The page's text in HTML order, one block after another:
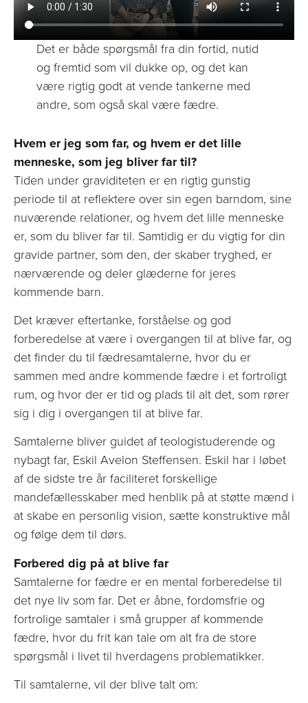
Det er både spørgsmål fra din fortid, nutid
og fremtid som vil dukke op, og det kan
være rigtig godt at vende tankerne med
andre, som også skal være fædre.
Hvem er jeg som far, og hvem er det lille
menneske, som jeg bliver far til?
Tiden under graviditeten er en rigtig gunstig
periode til at reflektere over sin egen barndom, sine
nuværende relationer, og hvem det lille menneske
er, som du bliver far til. Samtidig er du vigtig for din
gravide partner, som den, der skaber tryghed, er
nærværende og deler glæderne for jeres
kommende barn.
Det kræver eftertanke, forståelse og god
forberedelse at være i overgangen til at blive far, og
det finder du til fædresamtalerne, hvor du er
sammen med andre kommende fædre i et fortroligt
rum, og hvor der er tid og plads til alt det, som rører
sig i dig i overgangen til at blive far.
Samtalerne bliver guidet af teologistuderende og
nybagt far, Eskil Avelon Steffensen. Eskil har i løbet
af de sidste tre år faciliteret forskellige
mandefællesskaber med henblik på at støtte mænd i
at skabe en personlig vision, sætte konstruktive mål
og følge dem til dørs.
Forbered dig på at blive far
Samtalerne for fædre er en mental forberedelse til
det nye liv som far. Det er åbne, fordomsfrie og
fortrolige samtaler i små grupper af kommende
fædre, hvor du frit kan tale om alt fra de store
spørgsmål i livet til hverdagens problematikker.
Til samtalerne, vil der blive talt om: